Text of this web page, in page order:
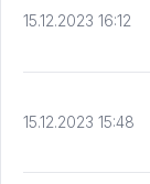
15.12.2023 16:12
15.12.2023 15:48